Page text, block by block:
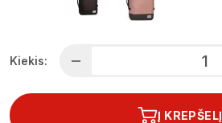
Kiekis:
Į KREPŠELĮ